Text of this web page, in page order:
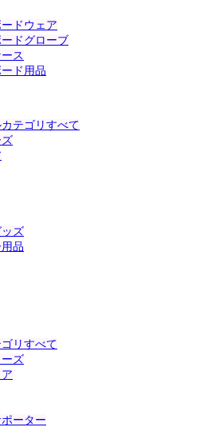
ドウェア
ドグローブ
ス
ド用品
テゴリすべて
ズ
品
リすべて
ズ
ーター